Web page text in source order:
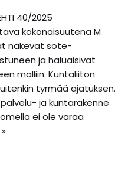
40/2025
kokonaisuutena M
näkevät sote-
ja haluaisivat
malliin. Kuntaliiton
tyrmää ajatuksen.
ja kuntarakenne
ei ole varaa